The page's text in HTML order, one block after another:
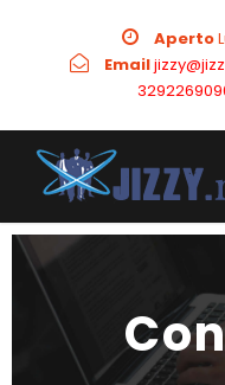
Aperto
Email